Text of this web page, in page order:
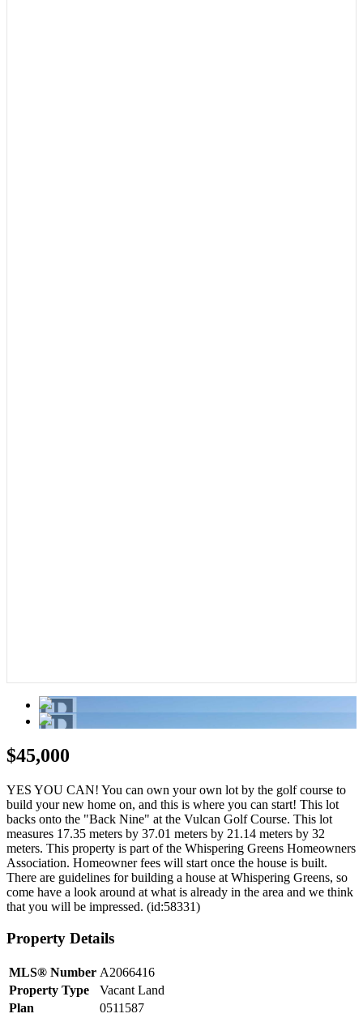
$45,000
YES YOU CAN! You can own your own lot by the golf course to
build your new home on, and this is where you can start! This lot
backs onto the "Back Nine" at the Vulcan Golf Course. This lot
measures 17.35 meters by 37.01 meters by 21.14 meters by 32
meters. This property is part of the Whispering Greens Homeowners
Association. Homeowner fees will start once the house is built.
There are guidelines for building a house at Whispering Greens, so
come have a look around at what is already in the area and we think
that you will be impressed. (id:58331)
Property Details
MLS® Number A2066416
Property Type
Vacant Land
Plan
0511587